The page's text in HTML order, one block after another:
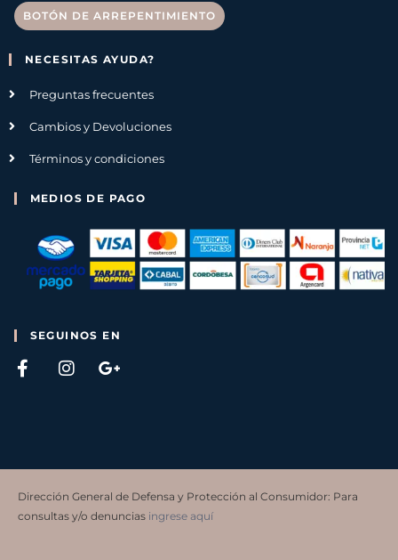
BOTÓN DE ARREPENTIMIENTO
NECESITAS AYUDA?
Preguntas frecuentes
Cambios y Devoluciones
Términos y condiciones
MEDIOS DE PAGO
SEGUINOS EN
Dirección General de Defensa y Protección al Consumidor: Para
consultas y/o denuncias ingrese aquí